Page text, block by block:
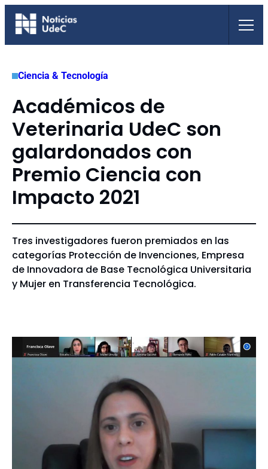
Saltar
Ciencia & Tecnología
Académicos de
Veterinaria UdeC son
galardonados con
Premio Ciencia con
Impacto 2021
Tres investigadores fueron premiados en las
categorías Protección de Invenciones, Empresa
de Innovadora de Base Tecnológica Universitaria
y Mujer en Transferencia Tecnológica.